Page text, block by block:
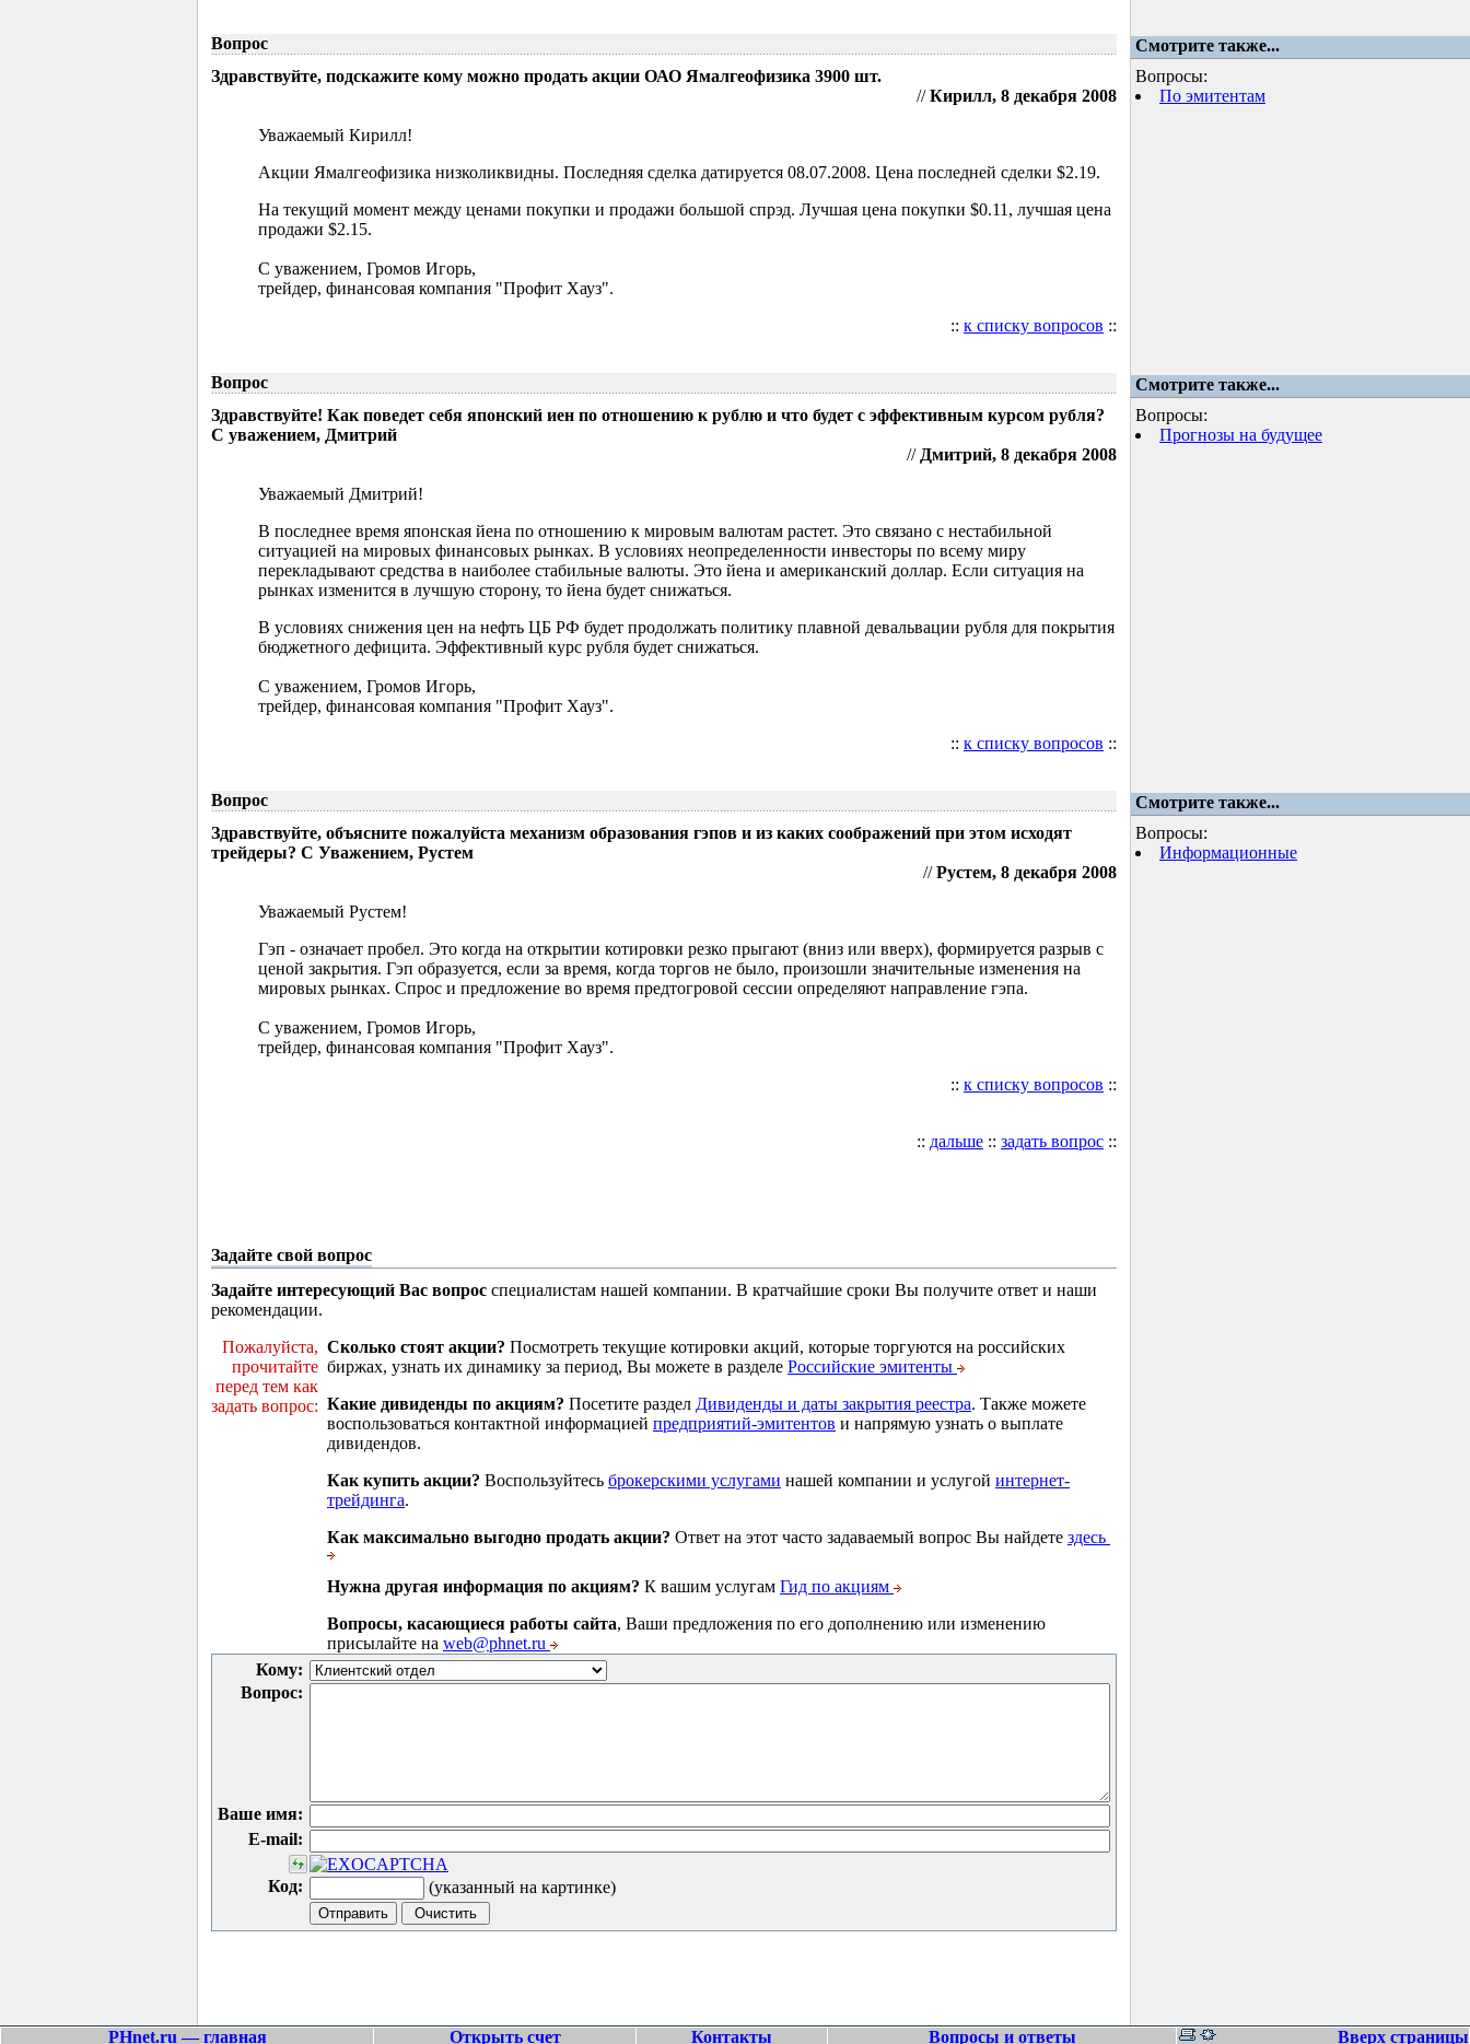
Вопрос
Смотрите также...
Здравствуйте, подскажите кому можно продать акции ОАО Ямалгеофизика 3900 шт.
//Кирилл, 8 декабря 2008
Уважаемый Кирилл!
Акции Ямалгеофизика низколиквидны. Последняя сделка датируется 08.07.2008. Цена последней сделки $2.19.
На текущий момент между ценами покупки и продажи большой спрэд. Лучшая цена покупки $0.11, лучшая цена
продажи $2.15.
С уважением, Громов Игорь,
трейдер, финансовая компания "Профит Хауз".
:: к списку вопросов ::
Вопросы:
По эмитентам
Вопрос
Смотрите также...
Здравствуйте! Как поведет себя японский иен по отношению к рублю и что будет с эффективным курсом рубля?
С уважением, Дмитрий
// Дмитрий, 8 декабря 2008
Уважаемый Дмитрий!
В последнее время японская йена по отношению к мировым валютам растет. Это связано с нестабильной
ситуацией на мировых финансовых рынках. В условиях неопределенности инвесторы по всему миру
перекладывают средства в наиболее стабильные валюты. Это йена и американский доллар. Если ситуация на
рынках изменится в лучшую сторону, то йена будет снижаться.
В условиях снижения цен на нефть ЦБ РФ будет продолжать политику плавной девальвации рубля для покрытия
бюджетного дефицита. Эффективный курс рубля будет снижаться.
С уважением, Громов Игорь,
трейдер, финансовая компания "Профит Хауз".
:: к списку вопросов ::
Вопросы:
Прогнозы на будущее
Вопрос
Смотрите также...
Здравствуйте, объясните пожалуйста механизм образования гэпов и из каких соображений при этом исходят
трейдеры? С Уважением, Рустем
//Рустем, 8 декабря 2008
Уважаемый Рустем!
Гэп - означает пробел. Это когда на открытии котировки резко прыгают (вниз или вверх), формируется разрыв с
ценой закрытия. Гэп образуется, если за время, когда торгов не было, произошли значительные изменения на
мировых рынках. Спрос и предложение во время предтогровой сессии определяют направление гэпа.
С уважением, Громов Игорь,
трейдер, финансовая компания "Профит Хауз".
:: к списку вопросов ::
Вопросы:
Информационные
:: дальше :: задать вопрос ::
Задайте свой вопрос
Задайте интересующий Вас вопрос специалистам нашей компании. В кратчайшие сроки Вы получите ответ и наши
рекомендации.
Пожалуйста,
прочитайте
перед тем как
задать вопрос:
Сколько стоят акции? Посмотреть текущие котировки акций, которые торгуются на российских
биржах, узнать их динамику за период, Вы можете в разделе Российские эмитенты
Какие дивиденды по акциям? Посетите раздел Дивиденды и даты закрытия реестра. Также можете
воспользоваться контактной информацией предприятий-эмитентов и напрямую узнать о выплате
дивидендов.
Как купить акции? Воспользуйтесь брокерскими услугами нашей компании и услугой интернет-
трейдинга.
Как максимально выгодно продать акции? Ответ на этот часто задаваемый вопрос Вы найдете здесь
Нужна другая информация по акциям? К вашим услугам Гид по акциям
Вопросы, касающиеся работы сайта, Ваши предложения по его дополнению или изменению
присылайте на web@phnet.ru
Кому:
Вопрос:
Ваше имя:
E-mail:
Код: (указанный на картинке)
PHnet.ru — главная Открыть счет Контакты Вопросы и ответы Вверх страницы